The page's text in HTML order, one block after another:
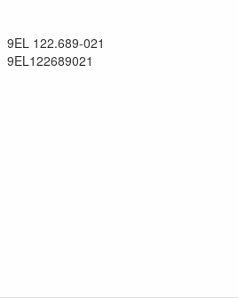
9EL 122.689-021
9EL122689021